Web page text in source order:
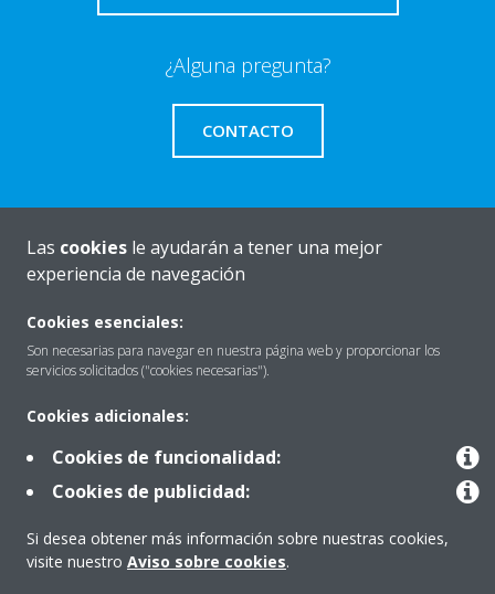
¿Alguna pregunta?
CONTACTO
Quiénes somos
Destacados
Contactar con Daikin
Las cookies le ayudarán a tener una mejor
experiencia de navegación
Cookies esenciales:
Son necesarias para navegar en nuestra página web y proporcionar los
servicios solicitados ("cookies necesarias").
Cookies adicionales:
Cookies de funcionalidad:
Cookies de publicidad:
Si desea obtener más información sobre nuestras cookies,
visite nuestro Aviso sobre cookies.